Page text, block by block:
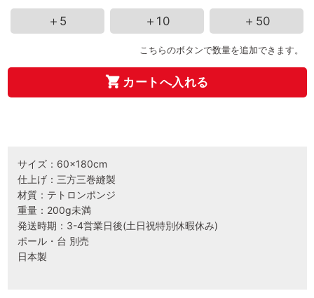
＋5 ＋10 ＋50
こちらのボタンで数量を追加できます。
カートへ入れる
サイズ：60×180cm
仕上げ：三方三巻縫製
材質：テトロンポンジ
重量：200g未満
発送時期：3-4営業日後(土日祝特別休暇休み)
ポール・台 別売
日本製